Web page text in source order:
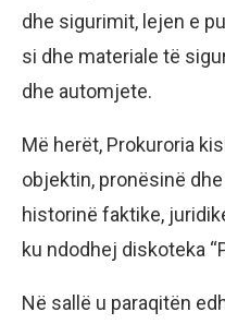
dhe sigurimit, lejen e
si dhe materiale të
dhe automjete.
Më herët, Prokuroria
objektin, pronësinë
historinë faktike,
ku ndodhej diskoteka
Në sallë u paraqitën